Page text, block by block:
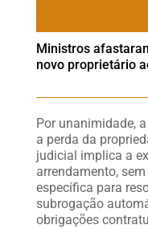
Ministros
novo proprietário
Por unanimidade,
a perda da
judicial implica a
arrendamento,
específica para
subrogação
obrigações